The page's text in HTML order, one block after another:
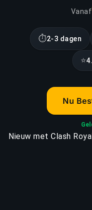
Vanaf
⏱2-3 dagen
⭐
Nu
Nieuw met Clash